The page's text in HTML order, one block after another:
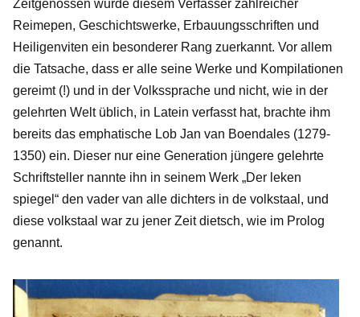
Zeitgenossen wurde diesem Verfasser zahlreicher
Reimepen, Geschichtswerke, Erbauungsschriften und
Heiligenviten ein besonderer Rang zuerkannt. Vor allem
die Tatsache, dass er alle seine Werke und Kompilationen
gereimt (!) und in der Volkssprache und nicht, wie in der
gelehrten Welt üblich, in Latein verfasst hat, brachte ihm
bereits das emphatische Lob Jan van Boendales (1279-
1350) ein. Dieser nur eine Generation jüngere gelehrte
Schriftsteller nannte ihn in seinem Werk „Der leken
spiegel“ den vader van alle dichters in de volkstaal, und
diese volkstaal war zu jener Zeit dietsch, wie im Prolog
genannt.